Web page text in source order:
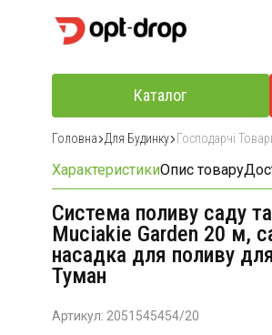
Каталог
Головна Для Будинку Господарчі
ХарактеристикиОпис товару
Система поливу саду
Muciakie Garden 20 м,
насадка для поливу
Туман
Артикул: 2051545454/20